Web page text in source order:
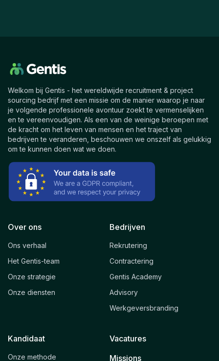
Welkom bij Gentis - het wereldwijde recruitment & project
sourcing bedrijf met een missie om de manier waarop je naar
je volgende professionele avontuur zoekt te vermenselijken
en te vereenvoudigen. Als een van de weinige beroepen met
de kracht om het leven van mensen en het traject van
bedrijven te veranderen, beschouwen we onszelf als gelukkig
om te kunnen doen wat we doen.
Over ons
Ons verhaal
Het Gentis-team
Onze strategie
Onze diensten
Bedrijven
Rekrutering
Contractering
Gentis Academy
Advisory
Werkgeversbranding
Kandidaat
Onze methode
Vacatures
Missions